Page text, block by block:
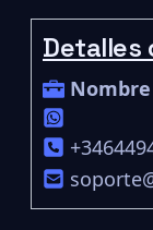
Detalles